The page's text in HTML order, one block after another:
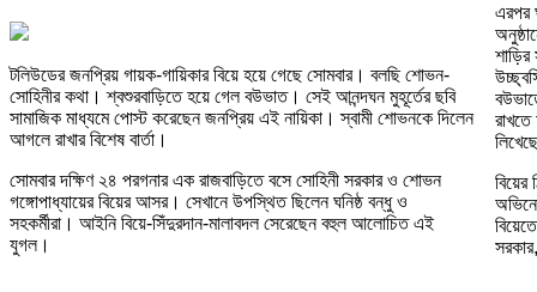
টলিউডের জনপ্রিয় গায়ক-গায়িকার বিয়ে হয়ে গেছে সোমবার। বলছি শোভন-
সোহিনীর কথা। শ্বশুরবাড়িতে হয়ে গেল বউভাত। সেই আনন্দঘন মুহূর্তের ছবি
সামাজিক মাধ্যমে পোস্ট করেছেন জনপ্রিয় এই নায়িকা। স্বামী শোভনকে দিলেন
আগলে রাখার বিশেষ বার্তা।
সোমবার দক্ষিণ ২৪ পরগনার এক রাজবাড়িতে বসে সোহিনী সরকার ও শোভন
গঙ্গোপাধ্যায়ের বিয়ের আসর। সেখানে উপস্থিত ছিলেন ঘনিষ্ঠ বন্ধু ও
সহকর্মীরা। আইনি বিয়ে-সিঁদুরদান-মালাবদল সেরেছেন বহুল আলোচিত এই
যুগল।
এরপর